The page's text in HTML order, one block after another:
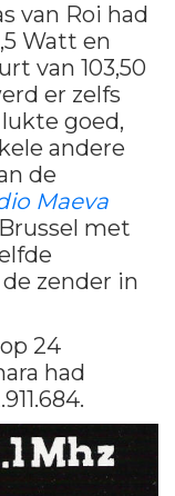
van Roi had
Watt en
van 103,50
er zelfs
goed,
andere
de
Maeva
met
zender in
24
had